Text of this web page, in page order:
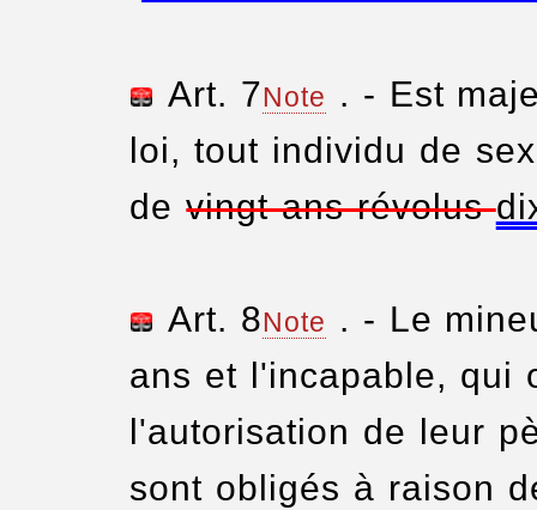
Art. 7Note . - Est
loi, tout individu de
devingt ans révolus
Art. 8Note . - Le
ans et l'incapable, qui
l'autorisation de leur
sont obligés à raison